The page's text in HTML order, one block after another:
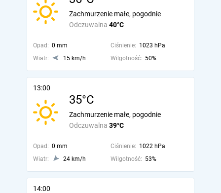
Odczuwalna 40°C
Zachmurzenie małe, pogodnie
Opad: 0 mm Ciśnienie: 1023 hPa
Wiatr:
15 km/h Wilgotność: 50%
13:00
35°C
Odczuwalna 39°C
Zachmurzenie małe, pogodnie
Opad: 0 mm Ciśnienie: 1022 hPa
Wiatr:
24 km/h Wilgotność: 53%
14:00